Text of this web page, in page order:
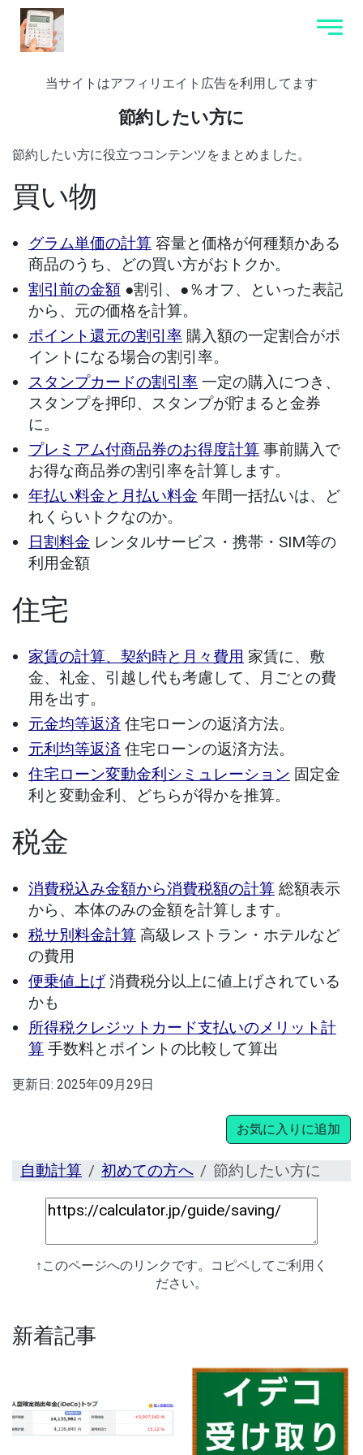
当サイトはアフィリエイト広告を利用してます
節約したい方に
節約したい方に役立つコンテンツをまとめました。
買い物
グラム単価の計算 容量と価格が何種類かある
商品のうち、どの買い方がおトクか。
割引前の金額 ●割引、●％オフ、といった表記
から、元の価格を計算。
ポイント還元の割引率 購入額の一定割合がポ
イントになる場合の割引率。
スタンプカードの割引率 一定の購入につき、
スタンプを押印、スタンプが貯まると金券
に。
プレミアム付商品券のお得度計算 事前購入で
お得な商品券の割引率を計算します。
年払い料金と月払い料金 年間一括払いは、ど
れくらいトクなのか。
日割料金 レンタルサービス・携帯・SIM等の
利用金額
住宅
家賃の計算、契約時と月々費用 家賃に、敷
金、礼金、引越し代も考慮して、月ごとの費
用を出す。
元金均等返済 住宅ローンの返済方法。
元利均等返済 住宅ローンの返済方法。
住宅ローン変動金利シミュレーション 固定金
利と変動金利、どちらが得かを推算。
税金
消費税込み金額から消費税額の計算 総額表示
から、本体のみの金額を計算します。
税サ別料金計算 高級レストラン・ホテルなど
の費用
便乗値上げ消費税分以上に値上げされている
かも
所得税クレジットカード支払いのメリット計
算 手数料とポイントの比較して算出
更新日: 2025年09月29日
お気に入りに追加
自動計算 初めての方へ 節約したい方に
↑このページへのリンクです。コピペしてご利用く
ださい。
新着記事